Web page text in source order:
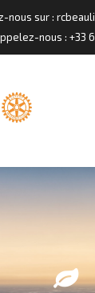
nous sur :
nous : +33